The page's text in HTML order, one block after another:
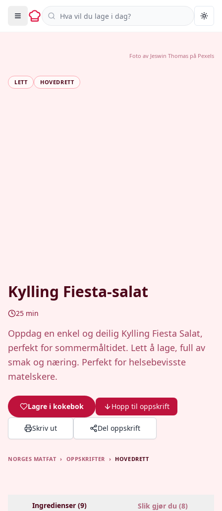
Søk i oppskrifter
LETT HOVEDRETT
Kylling Fiesta-salat
25 min
Oppdag en enkel og deilig Kylling Fiesta Salat,
perfekt for sommermåltidet. Lett å lage, full av
smak og næring. Perfekt for helsebevisste
matelskere.
Lagre i kokebok Hopp til oppskrift
Skriv ut Del oppskrift
Foto av Jeswin Thomas på Pexels
NORGES MATFAT › OPPSKRIFTER › HOVEDRETT
Ingredienser (9) Slik gjør du (8)